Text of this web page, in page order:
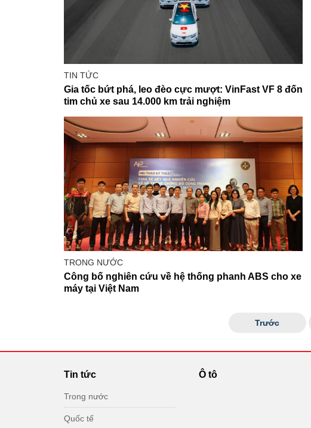
TIN TỨC
Gia tốc bứt phá, leo đèo cực mượt: VinFast VF 8 đốn
tim chủ xe sau 14.000 km trải nghiệm
TRONG NƯỚC
Công bố nghiên cứu về hệ thống phanh ABS cho xe
máy tại Việt Nam
Trước
Tin tức
Trong nước
Quốc tế
Ô tô